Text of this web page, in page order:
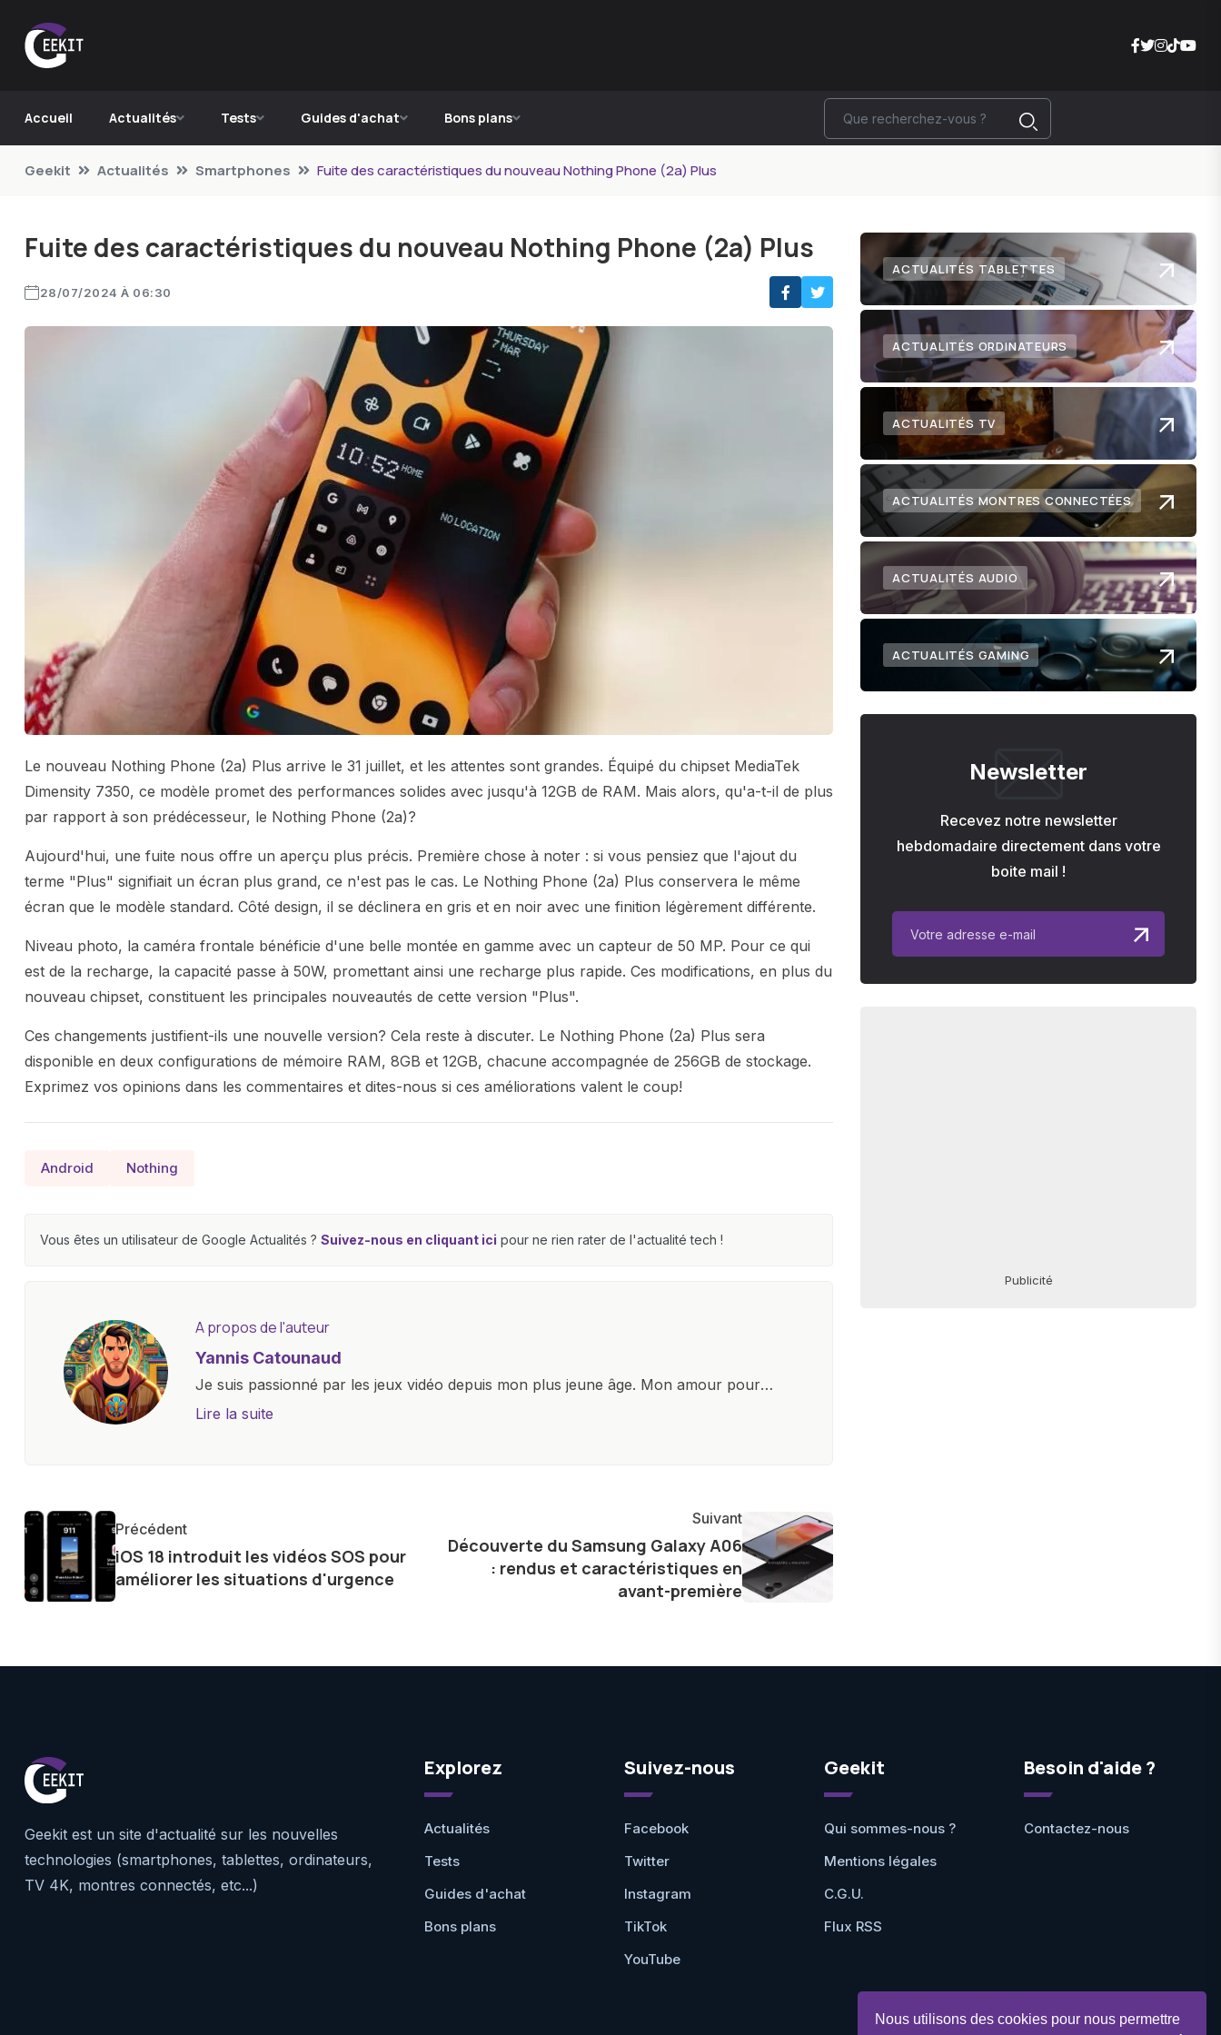
Nous utilisons des cookies pour nous permettre
Accueil Actualités Tests Guides d'achat Bons plans
Geekit Actualités Smartphones Fuite des caractéristiques du nouveau Nothing Phone (2a) Plus
Fuite des caractéristiques du nouveau Nothing Phone (2a) Plus
28/07/2024 À 06:30
Le nouveau Nothing Phone (2a) Plus arrive le 31 juillet, et les attentes sont grandes. Équipé du chipset MediaTek
Dimensity 7350, ce modèle promet des performances solides avec jusqu'à 12GB de RAM. Mais alors, qu'a-t-il de plus
par rapport à son prédécesseur, le Nothing Phone (2a)?
Aujourd'hui, une fuite nous offre un aperçu plus précis. Première chose à noter : si vous pensiez que l'ajout du
terme "Plus" signifiait un écran plus grand, ce n'est pas le cas. Le Nothing Phone (2a) Plus conservera le même
écran que le modèle standard. Côté design, il se déclinera en gris et en noir avec une finition légèrement différente.
Niveau photo, la caméra frontale bénéficie d'une belle montée en gamme avec un capteur de 50 MP. Pour ce qui
est de la recharge, la capacité passe à 50W, promettant ainsi une recharge plus rapide. Ces modifications, en plus du
nouveau chipset, constituent les principales nouveautés de cette version "Plus".
Ces changements justifient-ils une nouvelle version? Cela reste à discuter. Le Nothing Phone (2a) Plus sera
disponible en deux configurations de mémoire RAM, 8GB et 12GB, chacune accompagnée de 256GB de stockage.
Exprimez vos opinions dans les commentaires et dites-nous si ces améliorations valent le coup!
Android Nothing
Vous êtes un utilisateur de Google Actualités ? Suivez-nous en cliquant ici pour ne rien rater de l'actualité tech !
A propos de l'auteur
Yannis Catounaud
Je suis passionné par les jeux vidéo depuis mon plus jeune âge. Mon amour pour
l'univers numérique m'a conduit à explorer constamment les dernières avancées dans
communauté en ligne. Mon engagement envers l'exploration constante des frontières
de la technologie me permet de présenter aux lecteurs un aperçu captivant de ce que
le futur numérique nous réserve.
Lire la suite
Précédent
iOS 18 introduit les vidéos SOS pour
améliorer les situations d'urgence
Suivant
Découverte du Samsung Galaxy A06
: rendus et caractéristiques en
avant-première
ACTUALITÉS TABLETTES
ACTUALITÉS ORDINATEURS
ACTUALITÉS TV
ACTUALITÉS MONTRES CONNECTÉES
ACTUALITÉS AUDIO
ACTUALITÉS GAMING
Newsletter
Recevez notre newsletter
hebdomadaire directement dans votre
boite mail !
Publicité
Geekit est un site d'actualité sur les nouvelles
technologies (smartphones, tablettes, ordinateurs,
TV 4K, montres connectés, etc...)
Explorez
Actualités
Tests
Guides d'achat
Bons plans
Suivez-nous
Facebook
Twitter
Instagram
TikTok
YouTube
Geekit
Qui sommes-nous ?
Mentions légales
C.G.U.
Flux RSS
Besoin d'aide ?
Contactez-nous